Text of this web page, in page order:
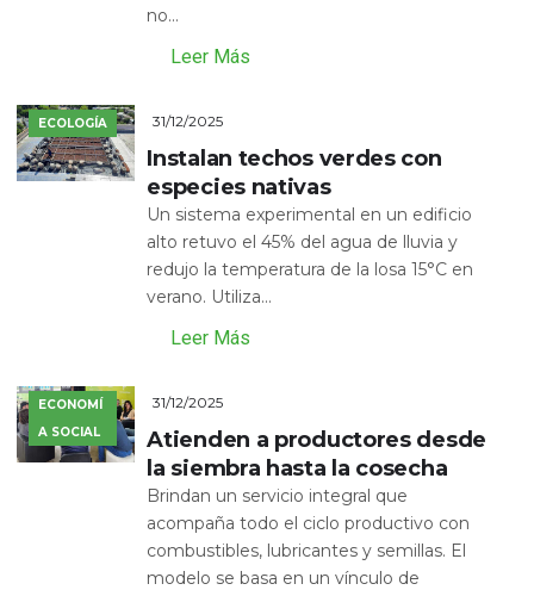
no...
Leer Más
ECOLOGÍA 31/12/2025
Instalan techos verdes con
especies nativas
Un sistema experimental en un edificio
alto retuvo el 45% del agua de lluvia y
redujo la temperatura de la losa 15°C en
verano. Utiliza...
Leer Más
ECONOMÍ
A SOCIAL
31/12/2025
Atienden a productores desde
la siembra hasta la cosecha
Brindan un servicio integral que
acompaña todo el ciclo productivo con
combustibles, lubricantes y semillas. El
modelo se basa en un vínculo de